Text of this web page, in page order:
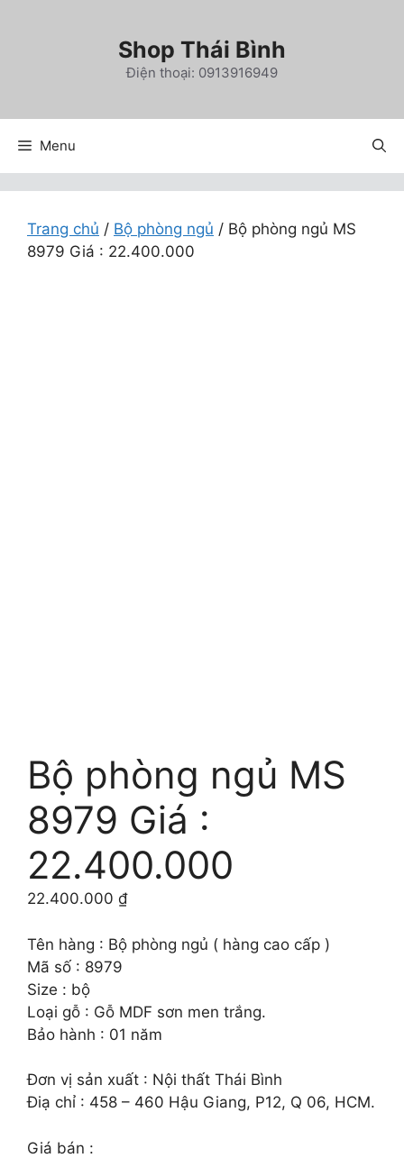
Shop Thái Bình
Điện thoại: 0913916949
Menu
Trang chủ / Bộ phòng ngủ / Bộ phòng ngủ MS
8979 Giá : 22.400.000
Bộ phòng ngủ MS
8979 Giá :
22.400.000
22.400.000 ₫
Tên hàng : Bộ phòng ngủ ( hàng cao cấp )
Mã số : 8979
Size : bộ
Loại gỗ : Gỗ MDF sơn men trắng.
Bảo hành : 01 năm
Đơn vị sản xuất : Nội thất Thái Bình
Điạ chỉ : 458 – 460 Hậu Giang, P12, Q 06, HCM.
Giá bán :